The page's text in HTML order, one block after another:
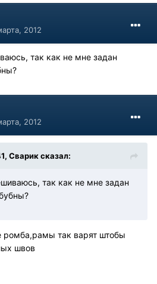
2012
так как не мне задан
2012
Сварик сказал:
так как не мне задан
ромба,рамы так варят штобы
швов